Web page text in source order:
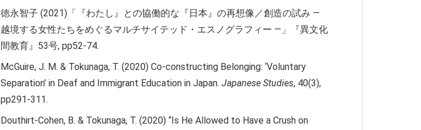
徳永智子 (2021)「『わたし』との協働的な『日本』の再想像／創造の試み ―
越境する女性たちをめぐるマルチサイテッド・エスノグラフィー ―」『異文化
間教育』53号, pp52-74.
McGuire, J. M. & Tokunaga, T. (2020) Co-constructing Belonging: ‘Voluntary
Separation’ in Deaf and Immigrant Education in Japan. Japanese Studies, 40(3),
pp291-311.
Douthirt-Cohen, B. & Tokunaga, T. (2020) “Is He Allowed to Have a Crush on